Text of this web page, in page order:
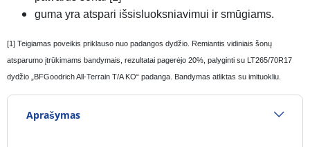
guma yra atspari išsisluoksniavimui ir smūgiams.
[1] Teigiamas poveikis priklauso nuo padangos dydžio. Remiantis vidiniais šonų
atsparumo įtrūkimams bandymais, rezultatai pagerėjo 20%, palyginti su LT265/70R17
dydžio „BFGoodrich All-Terrain T/A KO“ padanga. Bandymas atliktas su imituokliu.
Aprašymas